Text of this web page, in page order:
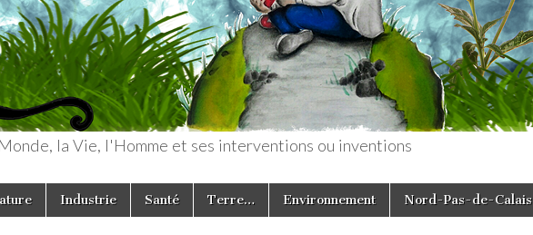
la Vie, l'Homme et ses interventions ou inventions
Industrie Santé Terre… Environnement Nord-Pas-de-Calais